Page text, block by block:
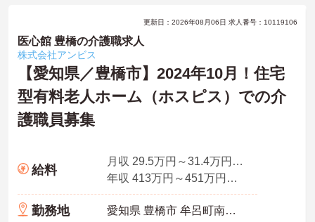
更新日：2026年08月06日 求人番号：10119106
医心館 豊橋の介護職求人
株式会社アンビス
【愛知県／豊橋市】2024年10月！住宅
型有料老人ホーム（ホスピス）での介
護職員募集
給料
月収 29.5万円～31.4万円程度 諸手当込・夜勤4回想定
年収 413万円～451万円程度 ※想定年収
勤務地 愛知県 豊橋市 牟呂町南汐田1-3